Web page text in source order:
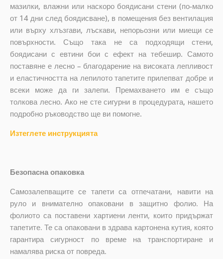
мазилки, влажни или наскоро боядисани стени (по-малко
от 14 дни след боядисване), в помещения без вентилация
или върху хлъзгави, лъскави, непорьозни или миещи се
повърхности. Също така не са подходящи стени,
боядисани с евтини бои с ефект на тебешир. Самото
поставяне е лесно – благодарение на високата лепливост
и еластичността на лепилото тапетите прилепват добре и
всеки може да ги залепи. Премахването им е също
толкова лесно. Ако не сте сигурни в процедурата, нашето
подробно ръководство ще ви помогне.
Изтеглете инструкцията
Безопасна опаковка
Самозалепващите се тапети са отпечатани, навити на
руло и внимателно опаковани в защитно фолио. На
фолиото са поставени хартиени ленти, които придържат
тапетите. Те са опаковани в здрава картонена кутия, която
гарантира сигурност по време на транспортиране и
намалява риска от повреда.